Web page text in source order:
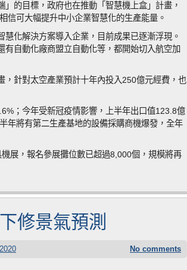
的目標，政府也在推動「智慧機上盒」計畫，
信可大幅提升中小企業智慧化的生產能量。
化解決方案導入企業，目前成果已逐漸浮現。
自動化廠商盟立自動化等，都開始切入航空加
，針對太空產業預計十年內投入250億元經費，也
；今年受新冠疫情影響，上半年出口值123.8億
年將有第二生產基地的設備採購商機爆發，全年
展，報名參展攤位數已超過8,000個，規模將再
修景氣預測
No comments